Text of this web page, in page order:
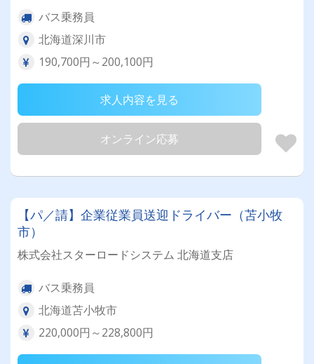
バス乗務員
北海道深川市
190,700円～200,100円
求人内容を見る
オンライン応募
【パ／請】企業従業員送迎ドライバー（苫小牧
市）
株式会社スターロードシステム 北海道支店
バス乗務員
北海道苫小牧市
220,000円～228,800円